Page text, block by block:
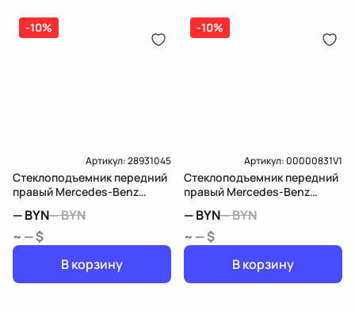
-10%
Артикул:28931045
Стеклоподъемник передний
правый Mercedes-Benz
—BYN—BYN
~ — $
В корзину
-10%
Артикул:00000831V1
Стеклоподъемник передний
правый Mercedes-Benz
—BYN—BYN
~ — $
В корзину